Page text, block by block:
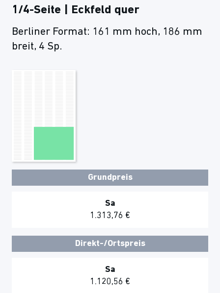
1/4-Seite | Eckfeld quer
Berliner Format: 161 mm hoch, 186 mm
breit, 4 Sp.
Grundpreis
Sa
1.313,76 €
Direkt-/Ortspreis
Sa
1.120,56 €